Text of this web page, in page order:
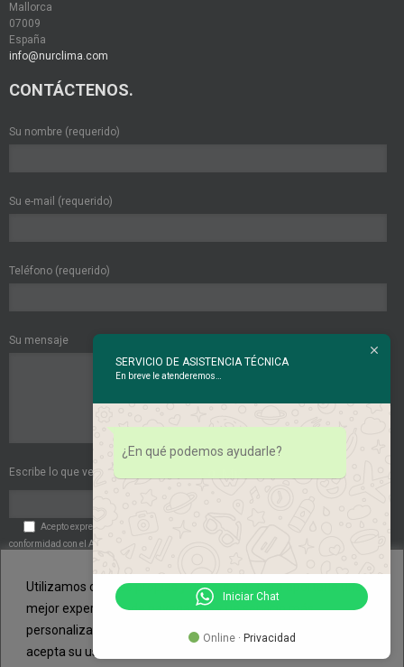
Utilizamos cookies propias y de terceros para aportarle una
mejor experiencia de navegación y un servicio más
personalizado. Si continua navegando, consideramos que
acepta su uso. Puede cambiar la configuración u obtener más
Mallorca
07009
España
info@nurclima.com
CONTÁCTENOS.
Su nombre (requerido)
Su e-mail (requerido)
Teléfono (requerido)
Su mensaje
Escribe lo que ves en esta imagen:
Acepto expresamente las
conformidad con el Art. 6 del RGPD el tratamiento de mis datos de carácter personal por
SERVICIO DE ASISTENCIA TÉCNICA
En breve le atenderemos…
¿En qué podemos ayudarle?
Iniciar Chat
Online · Privacidad